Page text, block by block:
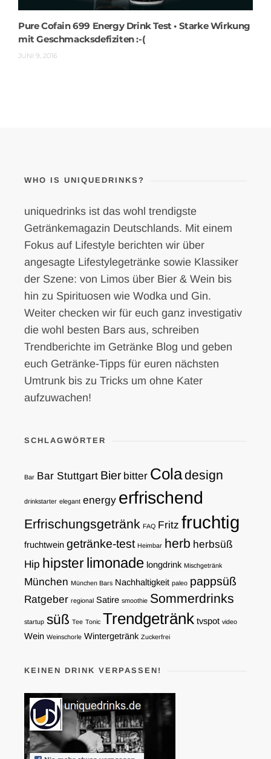
Pure Cofain 699 Energy Drink Test • Starke Wirkung
mit Geschmacksdefiziten :-(
JUNI 9, 2016
WHO IS UNIQUEDRINKS?
uniquedrinks ist das wohl trendigste
Getränkemagazin Deutschlands. Mit einem
Fokus auf Lifestyle berichten wir über
angesagte Lifestylegetränke sowie Klassiker
der Szene: von Limos über Bier & Wein bis
hin zu Spirituosen wie Wodka und Gin.
Weiter checken wir für euch ganz investigativ
die wohl besten Bars aus, schreiben
Trendberichte im Getränke Blog und geben
euch Getränke-Tipps für euren nächsten
Umtrunk bis zu Tricks um ohne Kater
aufzuwachen!
SCHLAGWÖRTER
Bar Bar Stuttgart Bier bitter Coladesign
drinkstarter elegant energy erfrischend
Erfrischungsgetränk FAQ Fritz fruchtig
fruchtwein getränke-test Heimbar herb herbsüß
Hip hipsterlimonade longdrink Mischgetränk
München München Bars Nachhaltigkeit paleo pappsüß
Ratgeber regional Satire smoothie Sommerdrinks
startup süß Tee Tonic Trendgetränk tvspot video
Wein Weinschorle Wintergetränk Zuckerfrei
KEINEN DRINK VERPASSEN!